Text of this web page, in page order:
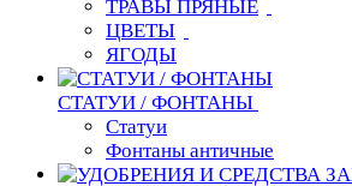
ТРАВЫ ПРЯНЫЕ
ЦВЕТЫ
ЯГОДЫ
СТАТУИ / ФОНТАНЫ
Статуи
Фонтаны античные